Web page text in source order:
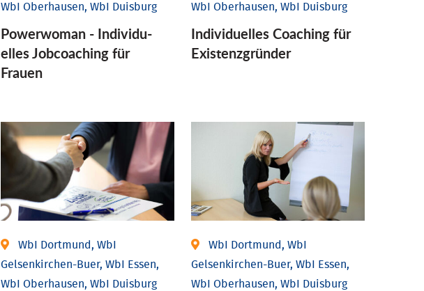
WbI Oberhausen, WbI Duisburg
Powerwoman - Individu­
elles Job­coaching für
Frauen
WbI Oberhausen, WbI Duisburg
Individu­elles Coaching für
Existenz­gründer
WbI Dortmund, WbI
Gelsenkirchen-Buer, WbI Essen,
WbI Oberhausen, WbI Duisburg
WbI Dortmund, WbI
Gelsenkirchen-Buer, WbI Essen,
WbI Oberhausen, WbI Duisburg